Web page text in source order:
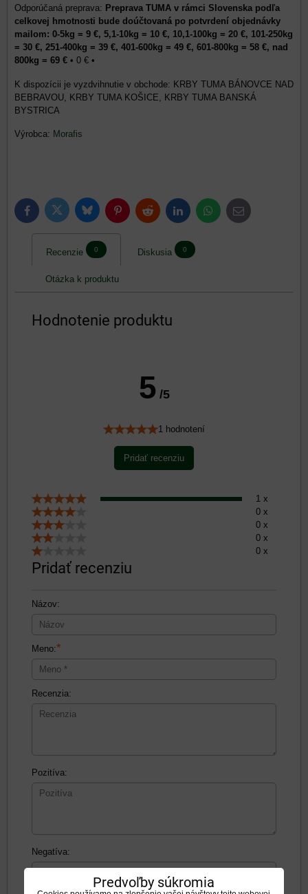
Preprava TUMA v rámci Slovenska podľa
celkovej hmotnosti bude doúčtovaná po potvrdení objednávky
mailom: 0-5kg = 9 €, 5,1-10kg = 10 €, 10,1-100kg = 20 €, 101-250kg
= 30 €, 251-400kg = 39 €, 401-600kg = 49 €, 601-800kg = 58 €, nad
800kg = 69 € • 0 € •
KRBY TUMA BÁNOVCE NAD
BEBRAVOU, KRBY TUMA KOŠICE, KRBY TUMA BANSKÁ
BYSTRICA
Výrobca: Morafis
FacebookTwitter BlueskyPinterestReddit LinkedInWhatsApp
E-
mail
Recenzie 0 Diskusia 0
Otázka k produktu
Hodnotenie produktu
5 /5
1 hodnotení
Pridať recenziu
1 x
0 x
0 x
0 x
0 x
Pridať recenziu
Názov:
Meno:*
Recenzia:
Pozitíva:
Negatíva:
Predvoľby súkromia